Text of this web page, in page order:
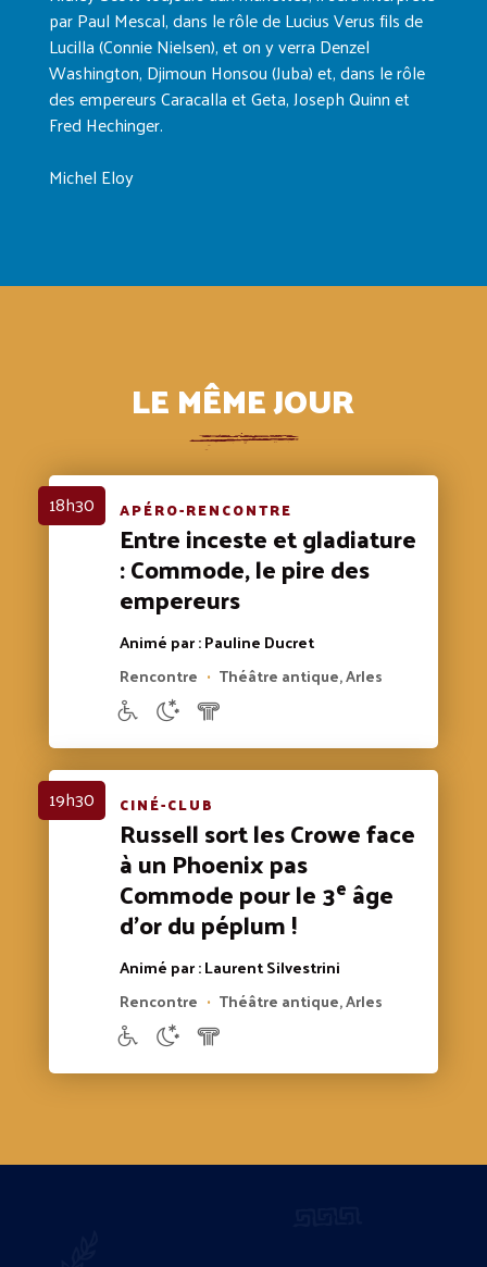
par Paul Mescal, dans le rôle de Lucius Verus fils de
Lucilla (Connie Nielsen), et on y verra Denzel
Washington, Djimoun Honsou (Juba) et, dans le rôle
des empereurs Caracalla et Geta, Joseph Quinn et
Fred Hechinger.
Michel Eloy
LE MÊME JOUR
18h30 APÉRO-RENCONTRE
Entre inceste et gladiature
: Commode, le pire des
empereurs
Animé par : Pauline Ducret
Rencontre • Théâtre antique, Arles
19h30 CINÉ-CLUB
Russell sort les Crowe face
à un Phoenix pas
Commode pour le 3e âge
d’or du péplum !
Animé par : Laurent Silvestrini
Rencontre • Théâtre antique, Arles